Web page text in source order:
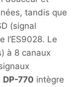
tandis que
(signal
l’ES9028. Le
à 8 canaux
DP-770 intègre